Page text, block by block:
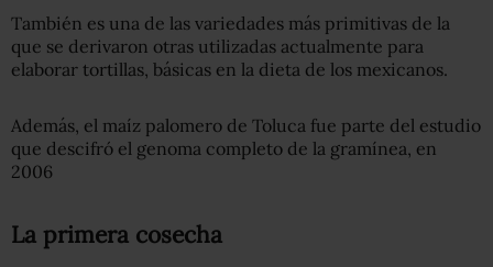
También es una de las variedades más primitivas de la
que se derivaron otras utilizadas actualmente para
elaborar tortillas, básicas en la dieta de los mexicanos.
Además, el maíz palomero de Toluca fue parte del estudio
que descifró el genoma completo de la gramínea, en
2006
La primera cosecha